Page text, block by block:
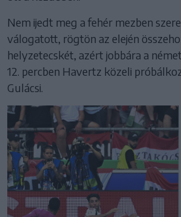
Nem ijedt meg a fehér mezben
válogatott, rögtön az elején
helyzetecskét, azért jobbára a
12. percben Havertz közeli
Gulácsi.